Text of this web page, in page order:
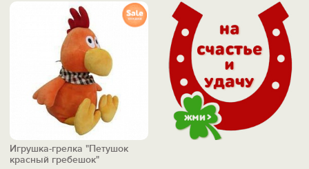
Игрушка-грелка "Петушок
красный гребешок"